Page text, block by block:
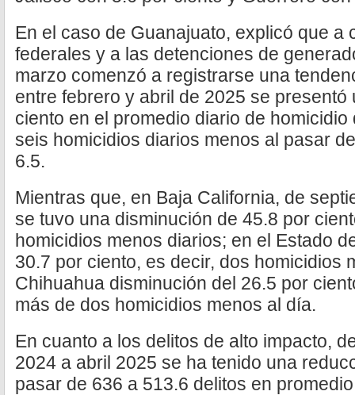
En el caso de Guanajuato, explicó que a
federales y a las detenciones de
marzo comenzó a registrarse una
entre febrero y abril de 2025 se
ciento en el promedio diario de
seis homicidios diarios menos al pasar
6.5.
Mientras que, en Baja California, de
se tuvo una disminución de 45.8 por
homicidios menos diarios; en el Estado
30.7 por ciento, es decir, dos homicidios
Chihuahua disminución del 26.5 por
más de dos homicidios menos al día.
En cuanto a los delitos de alto impacto,
2024 a abril 2025 se ha tenido una
pasar de 636 a 513.6 delitos en